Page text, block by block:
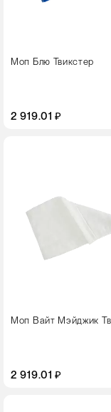
Моп Блю Твикстер
2 919.01 ₽
Моп Вайт Мэйджик
2 919.01 ₽